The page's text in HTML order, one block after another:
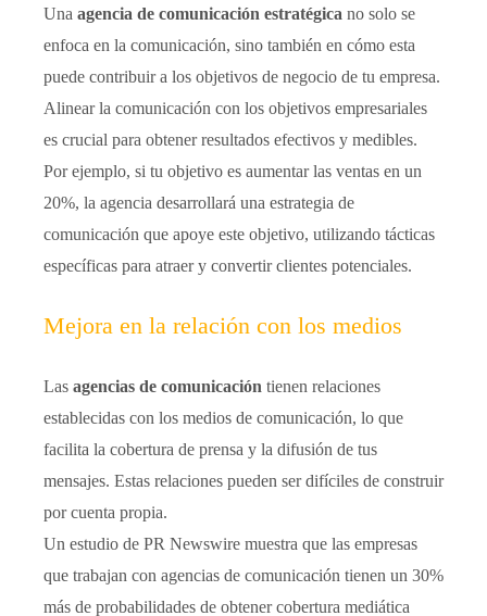
Una agencia de comunicación estratégica no solo se
enfoca en la comunicación, sino también en cómo esta
puede contribuir a los objetivos de negocio de tu empresa.
Alinear la comunicación con los objetivos empresariales
es crucial para obtener resultados efectivos y medibles.
Por ejemplo, si tu objetivo es aumentar las ventas en un
20%, la agencia desarrollará una estrategia de
comunicación que apoye este objetivo, utilizando tácticas
específicas para atraer y convertir clientes potenciales.
Mejora en la relación con los medios
Las agencias de comunicación tienen relaciones
establecidas con los medios de comunicación, lo que
facilita la cobertura de prensa y la difusión de tus
mensajes. Estas relaciones pueden ser difíciles de construir
por cuenta propia.
Un estudio de PR Newswire muestra que las empresas
que trabajan con agencias de comunicación tienen un 30%
más de probabilidades de obtener cobertura mediática